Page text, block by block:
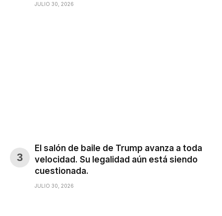
JULIO 30, 2026
El salón de baile de Trump avanza a toda
velocidad. Su legalidad aún está siendo
cuestionada.
JULIO 30, 2026